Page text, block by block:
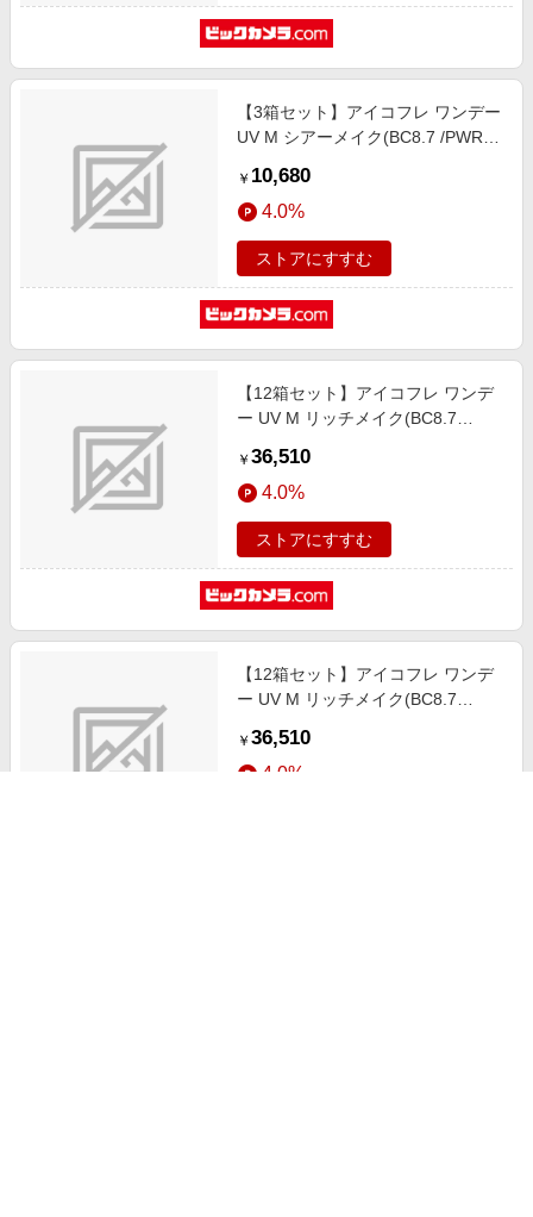
【3箱セット】アイコフレ ワンデー
UV M シアーメイク(BC8.7 /PWR-
￥ 10,680
4.0%
ストアにすすむ
【12箱セット】アイコフレ ワンデ
ー UV M リッチメイク(BC8.7
￥ 36,510
4.0%
ストアにすすむ
【12箱セット】アイコフレ ワンデ
ー UV M リッチメイク(BC8.7
￥ 36,510
4.0%